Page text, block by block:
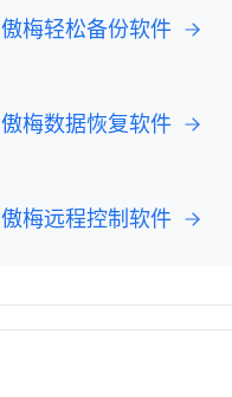
傲梅轻松备份软件
傲梅数据恢复软件
傲梅远程控制软件